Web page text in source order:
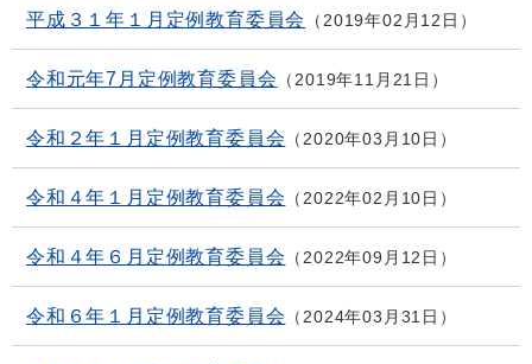
平成３１年１月定例教育委員会 2019年02月12日
令和元年7月定例教育委員会 2019年11月21日
令和２年１月定例教育委員会 2020年03月10日
令和４年１月定例教育委員会 2022年02月10日
令和４年６月定例教育委員会 2022年09月12日
令和６年１月定例教育委員会 2024年03月31日